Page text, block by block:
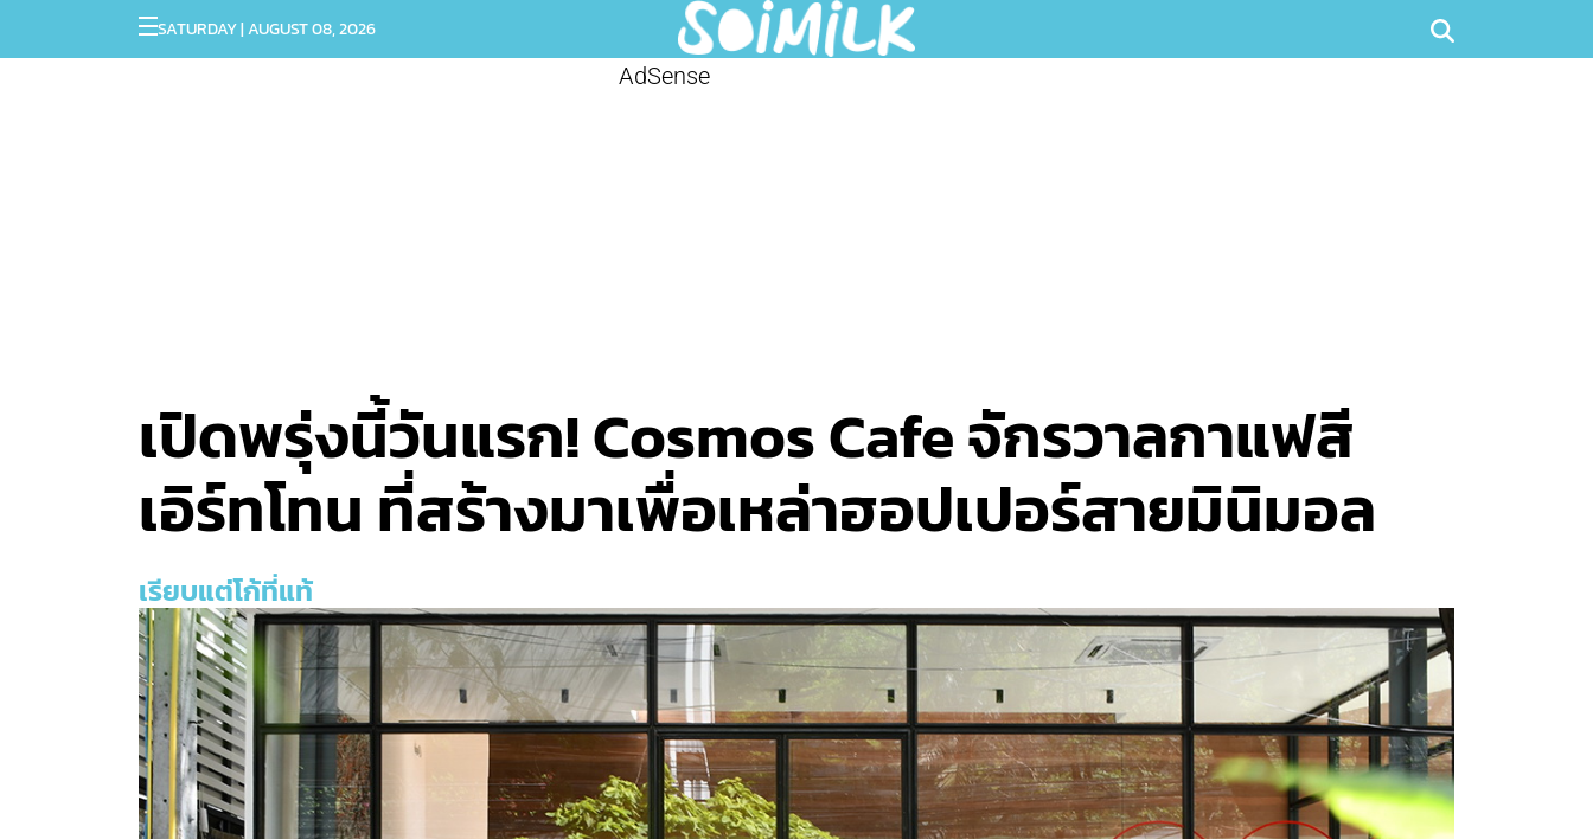
SATURDAY | AUGUST 08, 2026
AdSense
เปิดพรุ่งนี้วันแรก! Cosmos Cafe จักรวาลกาแฟสี
เอิร์ทโทน ที่สร้างมาเพื่อเหล่าฮอปเปอร์สายมินิมอล
เรียบแต่โก้ที่แท้